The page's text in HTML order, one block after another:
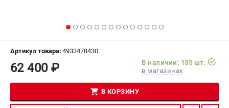
ИЗБРАННОЕ
СРАВНЕНИЕ ( 0 )
Артикул товара: 4933478430
62 400 ₽
В наличии: 135 шт.
в магазинах
В КОРЗИНУ